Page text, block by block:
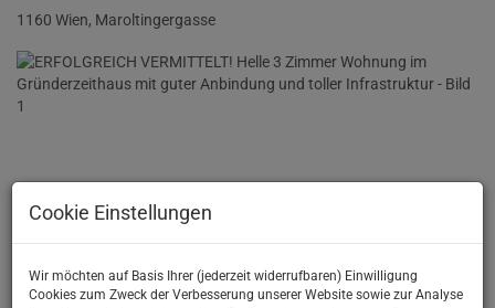
1160 Wien, Maroltingergasse
Cookie Einstellungen
Wir möchten auf Basis Ihrer (jederzeit widerrufbaren) Einwilligung
Cookies zum Zweck der Verbesserung unserer Website sowie zur Analyse